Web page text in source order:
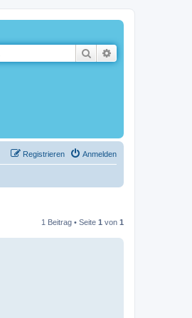
Suche
Anmelden
Registrieren
1 Beitrag • Seite 1 von 1